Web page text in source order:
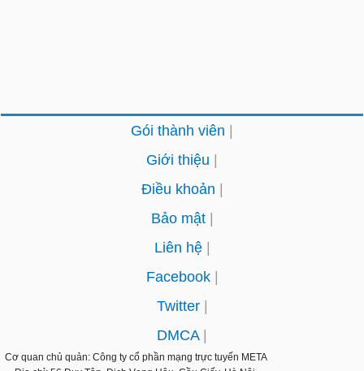
Gói thành viên
Giới thiệu
Điều khoản
Bảo mật
Liên hệ
Facebook
Twitter
DMCA
Cơ quan chủ quản: Công ty cổ phần mạng trực tuyến META